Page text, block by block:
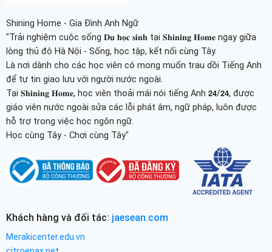
Shining Home - Gia Đình Anh Ngữ
"Trải nghiệm cuộc sống 𝐃𝐮 𝐡𝐨̣𝐜 𝐬𝐢𝐧𝐡 tại 𝐒𝐡𝐢𝐧𝐢𝐧𝐠 𝐇𝐨𝐦𝐞 ngay giữa
lòng thủ đô Hà Nội - Sống, học tập, kết nối cùng Tây.
Là nơi dành cho các học viên có mong muốn trau dồi Tiếng Anh
để tự tin giao lưu với người nước ngoài.
Tại 𝐒𝐡𝐢𝐧𝐢𝐧𝐠 𝐇𝐨𝐦𝐞, học viên thoải mái nói tiếng Anh 𝟮𝟰/𝟮𝟰, được
giáo viên nước ngoài sửa các lỗi phát âm, ngữ pháp, luôn được
hỗ trợ trong việc học ngôn ngữ.
Học cùng Tây - Chơi cùng Tây"
Khách hàng và đối tác: jaesean.com
Merakicenter.edu.vn